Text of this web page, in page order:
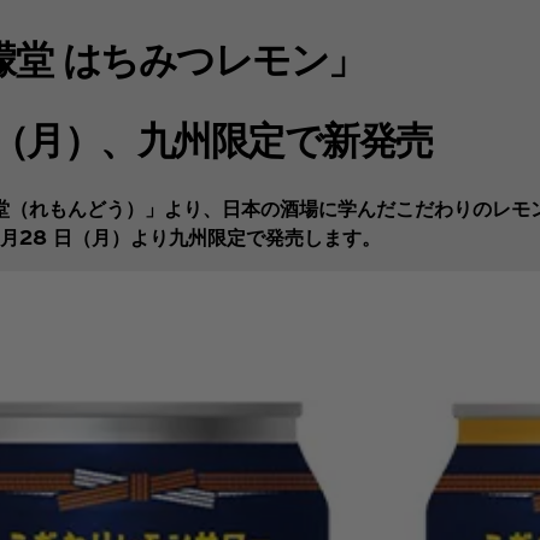
堂 はちみつレモン」
月）、九州限定で新発売
れもんどう）」より、日本の酒場に学んだこだわりのレモ
日（月）より九州限定で発売します。